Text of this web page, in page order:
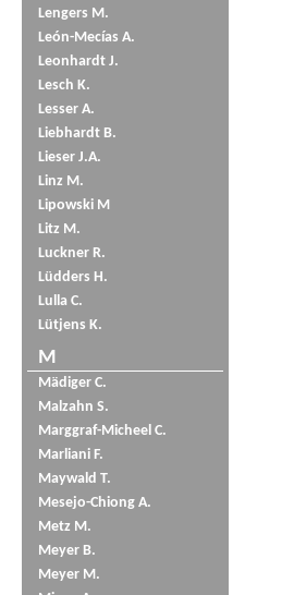
Lengers M.
León-Mecías A.
Leonhardt J.
Lesch K.
Lesser A.
Liebhardt B.
Lieser J.A.
Linz M.
Lipowski M
Litz M.
Luckner R.
Lüdders H.
Lulla C.
Lütjens K.
M
Mädiger C.
Malzahn S.
Marggraf-Micheel C.
Marliani F.
Maywald T.
Mesejo-Chiong A.
Metz M.
Meyer B.
Meyer M.